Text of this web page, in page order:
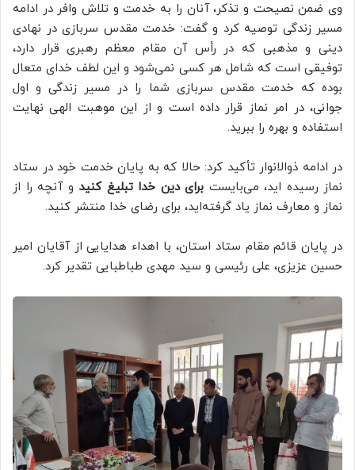
وی ضمن نصیحت و تذکر، آنان را به خدمت و تلاش وافر در ادامه
مسیر زندگی توصیه کرد و گفت: خدمت مقدس سربازی در نهادی
دینی و مذهبی که در رأس آن مقام معظم رهبری قرار دارد،
توفیقی است که شامل هر کسی نمی‌شود و این لطف خدای متعال
بوده که خدمت مقدس سربازی شما را در مسیر زندگی و اول
جوانی، در امر نماز قرار داده است و از این موهبت الهی نهایت
استفاده و بهره را ببرید.
در ادامه ذوالانوار تأکید کرد: حالا که به پایان خدمت خود در ستاد
نماز رسیده اید، می‌بایست برای دین خدا تبلیغ کنید و آنچه را از
نماز و معارف نماز یاد گرفته‌اید، برای رضای خدا منتشر کنید.
در پایان قائم مقام ستاد استان، با اهداء هدایایی از آقایان امیر
حسین عزیزی، علی رئیسی و سید مهدی طباطبایی تقدیر کرد.